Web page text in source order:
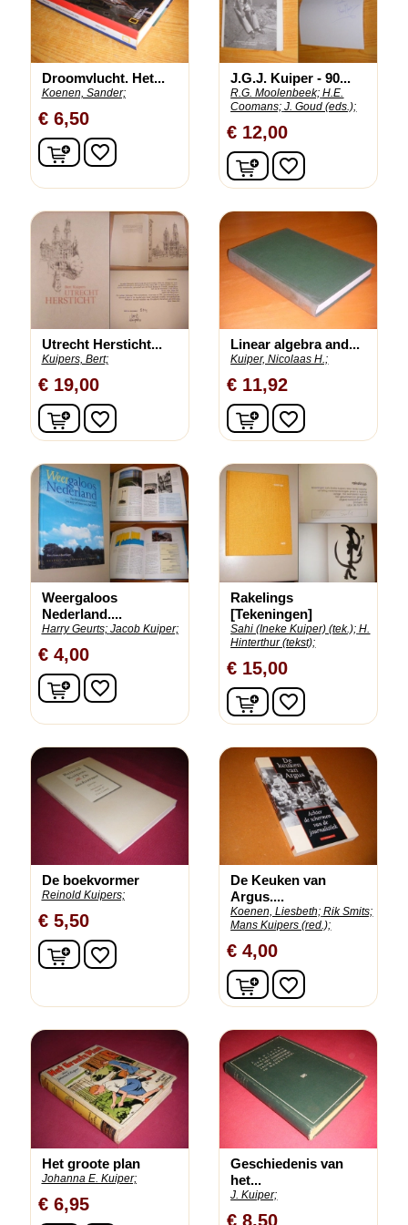
Droomvlucht. Het...
Koenen, Sander;
€ 6,50
In winkelwagen
favorite_border
J.G.J. Kuiper - 90...
R.G. Moolenbeek; H.E.
Coomans; J. Goud (eds.);
€ 12,00
In winkelwagen
favorite_border
Utrecht Hersticht...
Kuipers, Bert;
€ 19,00
In winkelwagen
favorite_border
Linear algebra and...
Kuiper, Nicolaas H.;
€ 11,92
In winkelwagen
favorite_border
Weergaloos
Nederland....
Harry Geurts; Jacob Kuiper;
€ 4,00
In winkelwagen
favorite_border
Rakelings
[Tekeningen]
Sahi (Ineke Kuiper) (tek.); H.
Hinterthur (tekst);
€ 15,00
In winkelwagen
favorite_border
De boekvormer
Reinold Kuipers;
€ 5,50
In winkelwagen
favorite_border
De Keuken van
Argus....
Koenen, Liesbeth; Rik Smits;
Mans Kuipers (red.);
€ 4,00
In winkelwagen
favorite_border
Het groote plan
Johanna E. Kuiper;
€ 6,95
Geschiedenis van
het...
J. Kuiper;
€ 8,50